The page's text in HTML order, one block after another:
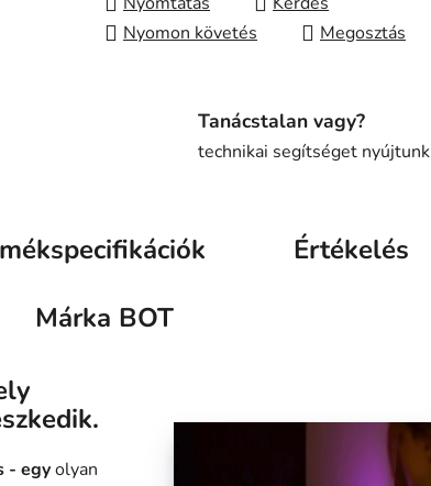
Nyomon követés
Megosztás
Tanácstalan vagy?
technikai segítséget nyújtunk
Értékelés
Márka BOT
- egyolyan